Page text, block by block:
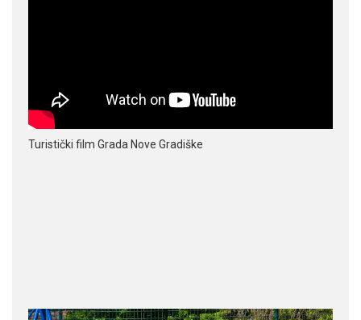
Turistički film Grada Nove Gradiške